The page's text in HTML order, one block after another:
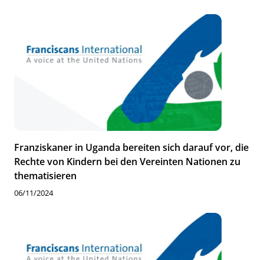
Franziskaner in Uganda bereiten sich darauf vor, die
Rechte von Kindern bei den Vereinten Nationen zu
thematisieren
06/11/2024